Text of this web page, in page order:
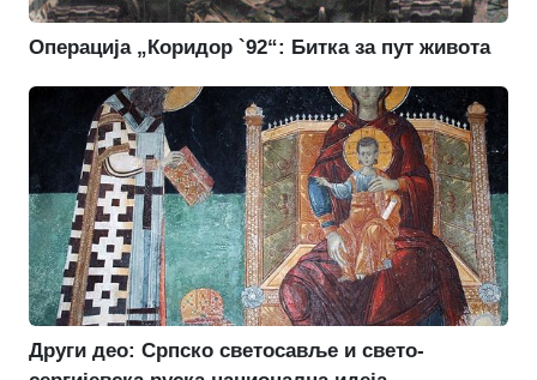
Операција „Коридор `92“: Битка за пут живота
Други део: Српско светосавље и свето-